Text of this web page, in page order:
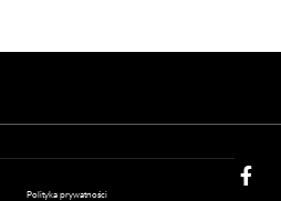
Polityka prywatności